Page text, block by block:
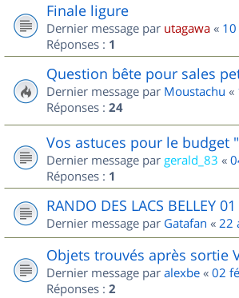
Finale ligure
Dernier message par utagawa «
Réponses : 1
Question bête pour sales
Dernier message par Moustachu «
Réponses : 24
Vos astuces pour le budget
Dernier message par gerald_83 «
Réponses : 1
RANDO DES LACS BELLEY 01
Dernier message par Gatafan « 22
Objets trouvés après sortie
Dernier message par alexbe « 02
Réponses : 2